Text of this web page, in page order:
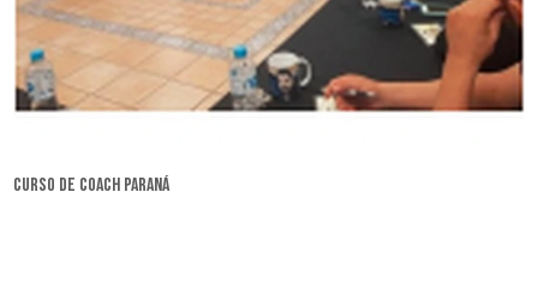
curso de coach Paraná